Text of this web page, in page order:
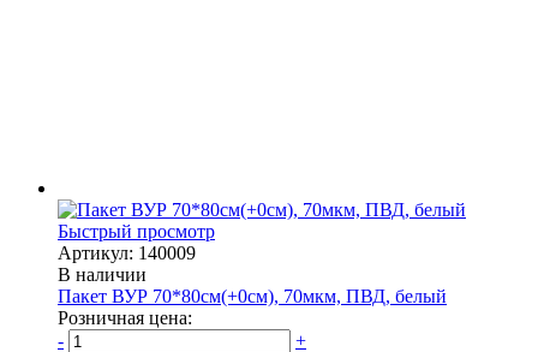
Быстрый просмотр
Артикул: 140009
В наличии
Пакет ВУР 70*80см(+0см), 70мкм, ПВД, белый
Розничная цена:
-
+